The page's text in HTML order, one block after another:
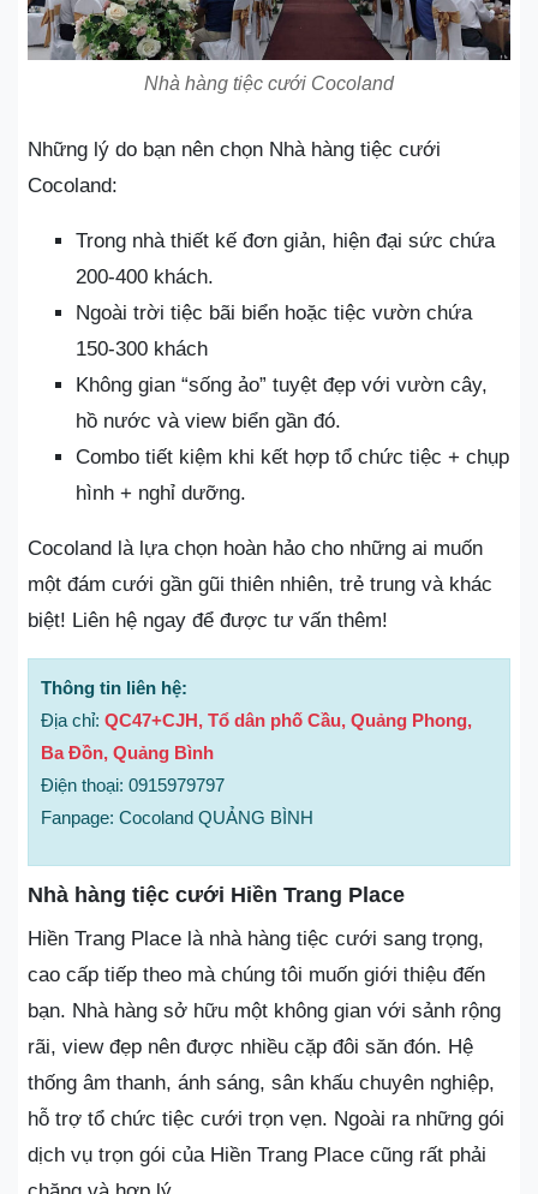
Nhà hàng tiệc cưới Cocoland
Những lý do bạn nên chọn Nhà hàng tiệc cưới
Cocoland:
Trong nhà thiết kế đơn giản, hiện đại sức chứa
200-400 khách.
Ngoài trời tiệc bãi biển hoặc tiệc vườn chứa
150-300 khách
Không gian “sống ảo” tuyệt đẹp với vườn cây,
hồ nước và view biển gần đó.
Combo tiết kiệm khi kết hợp tổ chức tiệc + chụp
hình + nghỉ dưỡng.
Cocoland là lựa chọn hoàn hảo cho những ai muốn
một đám cưới gần gũi thiên nhiên, trẻ trung và khác
biệt! Liên hệ ngay để được tư vấn thêm!
Thông tin liên hệ:
Địa chỉ: QC47+CJH, Tổ dân phố Cầu, Quảng Phong,
Ba Đồn, Quảng Bình
Điện thoại: 0915979797
Fanpage: Cocoland QUẢNG BÌNH
Nhà hàng tiệc cưới Hiền Trang Place
Hiền Trang Place là nhà hàng tiệc cưới sang trọng,
cao cấp tiếp theo mà chúng tôi muốn giới thiệu đến
bạn. Nhà hàng sở hữu một không gian với sảnh rộng
rãi, view đẹp nên được nhiều cặp đôi săn đón. Hệ
thống âm thanh, ánh sáng, sân khấu chuyên nghiệp,
hỗ trợ tổ chức tiệc cưới trọn vẹn. Ngoài ra những gói
dịch vụ trọn gói của Hiền Trang Place cũng rất phải